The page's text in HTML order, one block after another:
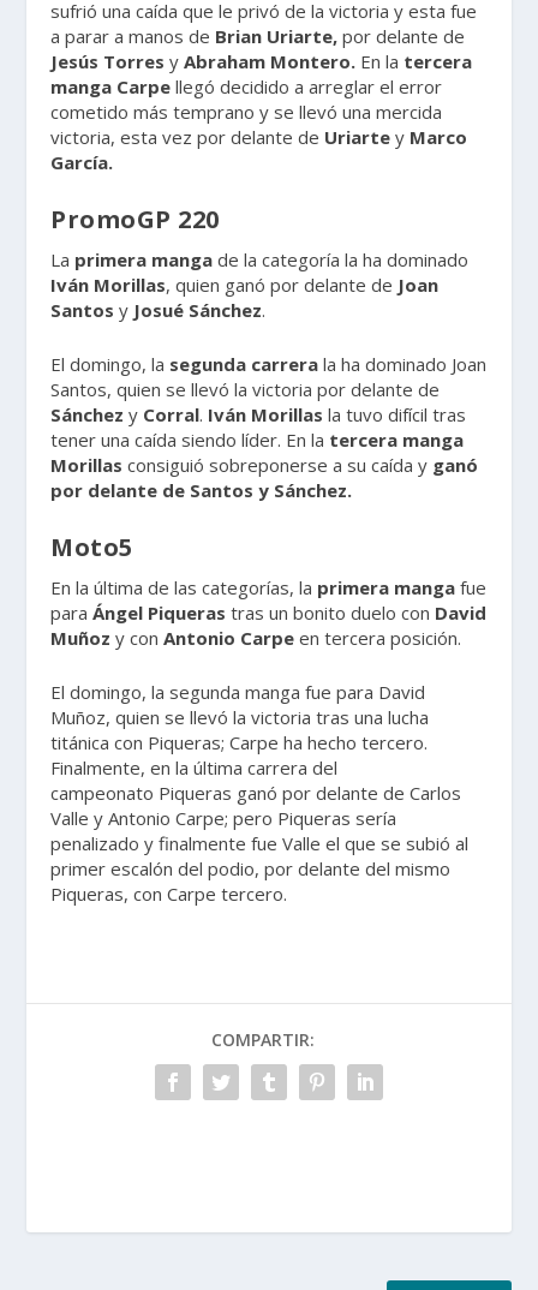
sufrió una caída que le privó de la victoria y esta fue
a parar a manos de Brian Uriarte, por delante de
Jesús Torres yAbraham Montero. En la tercera
manga Carpe llegó decidido a arreglar el error
cometido más temprano y se llevó una mercida
victoria, esta vez por delante de Uriarte y Marco
García.
PromoGP 220
La primera manga de la categoría la ha dominado
Iván Morillas, quien ganó por delante de Joan
Santos y Josué Sánchez.
El domingo, la segunda carrera la ha dominado Joan
Santos, quien se llevó la victoria por delante de
Sánchez y Corral. Iván Morillas la tuvo difícil tras
tener una caída siendo líder. En la tercera manga
Morillas consiguió sobreponerse a su caída y ganó
por delante de Santos y Sánchez.
Moto5
En la última de las categorías, la primera manga fue
paraÁngel Piqueras tras un bonito duelo con David
Muñoz y conAntonio Carpe en tercera posición.
El domingo, la segunda manga fue para David
Muñoz, quien se llevó la victoria tras una lucha
titánica con Piqueras; Carpe ha hecho tercero.
Finalmente, en la última carrera del
campeonato Piqueras ganó por delante de Carlos
Valle y Antonio Carpe; pero Piqueras sería
penalizado y finalmente fue Valle el que se subió al
primer escalón del podio, por delante del mismo
Piqueras, con Carpe tercero.
COMPARTIR: